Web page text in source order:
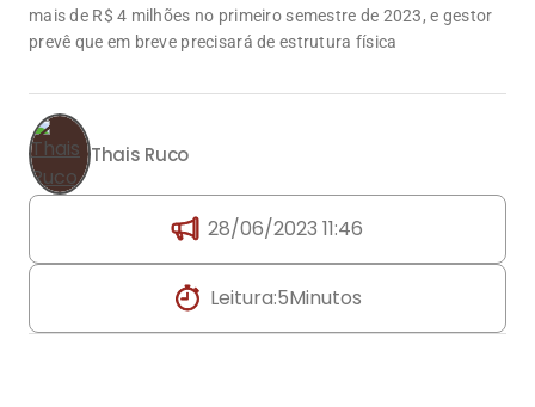
mais de R$ 4 milhões no primeiro semestre de 2023, e gestor
prevê que em breve precisará de estrutura física
Thais Ruco
28/06/2023 11:46
Leitura:5Minutos